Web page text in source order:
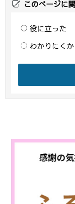
このページに
役に立った
わかりにくか